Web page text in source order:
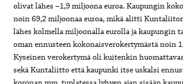
olivat lähes –1,9 miljoona euroa. Kaupungin
noin 69,2 miljoonaa euroa, mikä alitti
lähes kolmella miljoonalla eurolla ja kaupungin
oman ennusteen kokonaisverokertymästä noin
Kyseinen verokertymä oli kuitenkin
sekä Kuntaliitto että kaupunki itse uskalsi